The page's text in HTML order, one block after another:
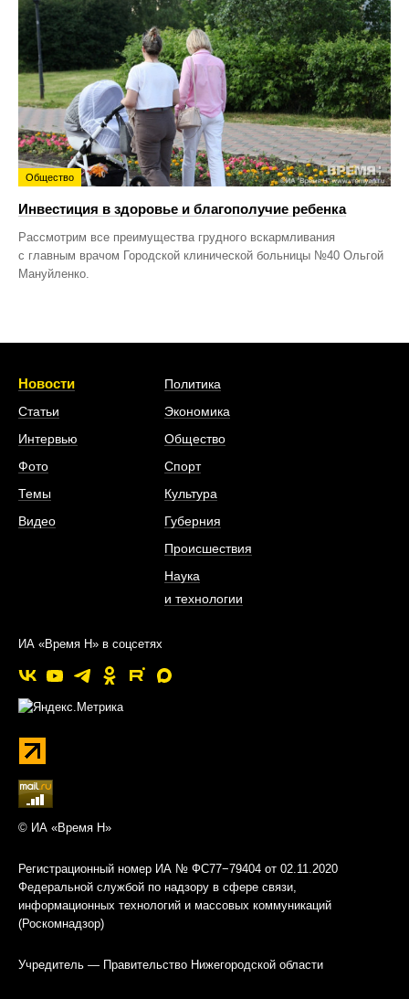
Общество
Инвестиция в здоровье и благополучие ребенка
Рассмотрим все преимущества грудного вскармливания
с главным врачом Городской клинической больницы №40 Ольгой
Мануйленко.
Новости
Статьи
Интервью
Фото
Темы
Видео
Политика
Экономика
Общество
Спорт
Культура
Губерния
Происшествия
Наука
и технологии
ИА «Время Н» в соцсетях
© ИА «Время Н»
Регистрационный номер ИА № ФС77−79404 от 02.11.2020
Федеральной службой по надзору в сфере связи,
информационных технологий и массовых коммуникаций
(Роскомнадзор)
Учредитель — Правительство Нижегородской области